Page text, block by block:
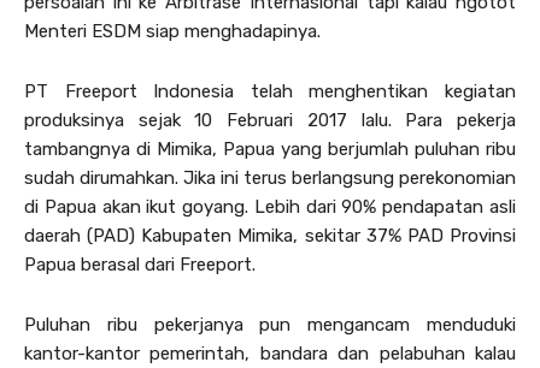
Menteri ESDM siap menghadapinya.
PT Freeport Indonesia telah menghentikan kegiatan
produksinya sejak 10 Februari 2017 lalu. Para pekerja
tambangnya di Mimika, Papua yang berjumlah puluhan ribu
sudah dirumahkan. Jika ini terus berlangsung perekonomian
di Papua akan ikut goyang. Lebih dari 90% pendapatan asli
daerah (PAD) Kabupaten Mimika, sekitar 37% PAD Provinsi
Papua berasal dari Freeport.
Puluhan ribu pekerjanya pun mengancam menduduki
kantor-kantor pemerintah, bandara dan pelabuhan kalau